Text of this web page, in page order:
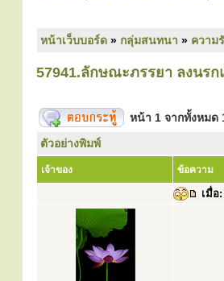
หน้าเว็บบอร์ด » กลุ่มสนทนา » ความ
57941.ลักษณะภรรยา ลงนร
หน้า 1 จากทั้งหมด
ตัวอย่างพิมพ์
เจ้าของ ข้อความ
เมื่อ: